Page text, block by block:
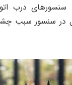
درب
در سنسور سبب